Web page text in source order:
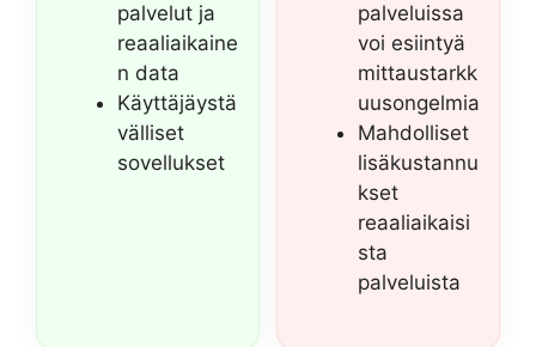
palvelut ja
reaaliaikaine
n data
Käyttäjäystä
välliset
sovellukset
palveluissa
voi esiintyä
mittaustarkk
uusongelmia
Mahdolliset
lisäkustannu
kset
reaaliaikaisi
sta
palveluista